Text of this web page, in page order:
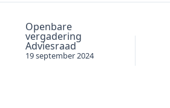
Openbare
vergadering
Adviesraad
19 september 2024